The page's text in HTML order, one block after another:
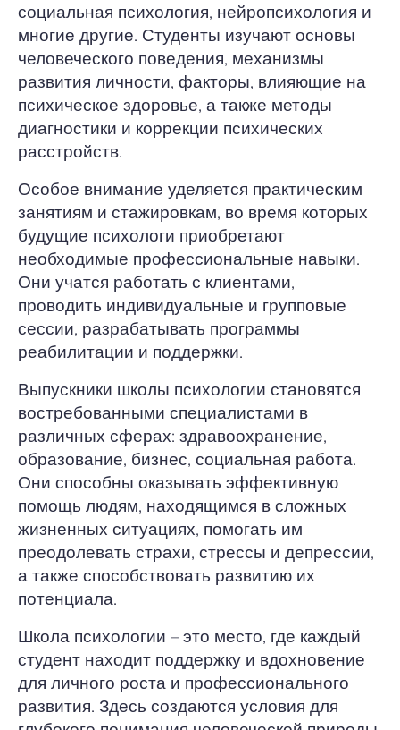
социальная психология, нейропсихология и
многие другие. Студенты изучают основы
человеческого поведения, механизмы
развития личности, факторы, влияющие на
психическое здоровье, а также методы
диагностики и коррекции психических
расстройств.
Особое внимание уделяется практическим
занятиям и стажировкам, во время которых
будущие психологи приобретают
необходимые профессиональные навыки.
Они учатся работать с клиентами,
проводить индивидуальные и групповые
сессии, разрабатывать программы
реабилитации и поддержки.
Выпускники школы психологии становятся
востребованными специалистами в
различных сферах: здравоохранение,
образование, бизнес, социальная работа.
Они способны оказывать эффективную
помощь людям, находящимся в сложных
жизненных ситуациях, помогать им
преодолевать страхи, стрессы и депрессии,
а также способствовать развитию их
потенциала.
Школа психологии – это место, где каждый
студент находит поддержку и вдохновение
для личного роста и профессионального
развития. Здесь создаются условия для